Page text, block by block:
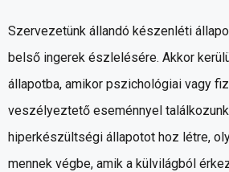
Szervezetünk állandó készenléti
belső ingerek észlelésére. Akkor
állapotba, amikor pszichológiai vagy
veszélyeztető eseménnyel
hiperkészültségi állapotot hoz létre,
mennek végbe, amik a külvilágból